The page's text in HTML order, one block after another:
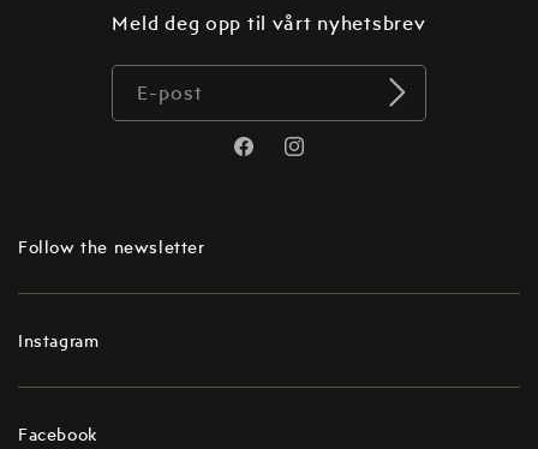
Meld deg opp til vårt nyhetsbrev
E-post
TranslationTranslation
Follow the newsletter
Instagram
Facebook